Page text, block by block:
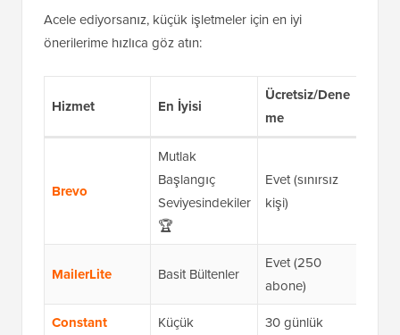
Acele ediyorsanız, küçük işletmeler için en iyi
önerilerime hızlıca göz atın:
Hizmet En İyisi
Ücretsiz/Dene
me
Brevo
Mutlak
Başlangıç
Seviyesindekiler
🏆
Evet (sınırsız
kişi)
MailerLite Basit Bültenler
Evet (250
abone)
Constant
Küçük
30 günlük